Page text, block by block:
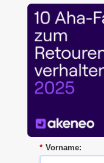
* Vorname: